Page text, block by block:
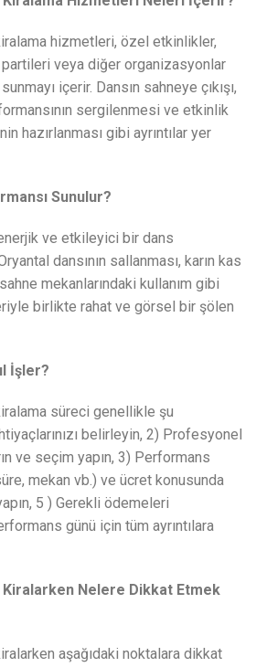
hizmetleri, özel etkinlikler,
veya diğer organizasyonlar
içerir. Dansın sahneye çıkışı,
sergilenmesi ve etkinlik
hazırlanması gibi ayrıntılar yer
Sunulur?
ve etkileyici bir dans
dansının sallanması, karın kas
mekanlarındaki kullanım gibi
birlikte rahat ve görsel bir şölen
İşler?
süreci genellikle şu
belirleyin, 2) Profesyonel
ve seçim yapın, 3) Performans
mekan vb.) ve ücret konusunda
5 ) Gerekli ödemeleri
günü için tüm ayrıntılara
Nelere Dikkat Etmek
aşağıdaki noktalara dikkat